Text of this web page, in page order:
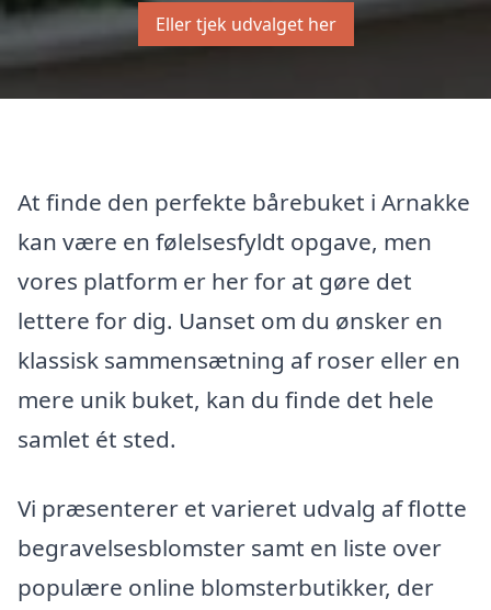
Eller tjek udvalget her
At finde den perfekte bårebuket i Arnakke
kan være en følelsesfyldt opgave, men
vores platform er her for at gøre det
lettere for dig. Uanset om du ønsker en
klassisk sammensætning af roser eller en
mere unik buket, kan du finde det hele
samlet ét sted.
Vi præsenterer et varieret udvalg af flotte
begravelsesblomster samt en liste over
populære online blomsterbutikker, der